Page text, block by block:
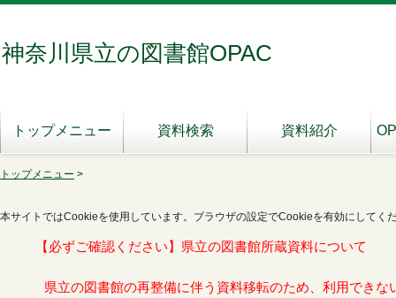
神奈川県立の図書館OPAC
トップメニュー 資料検索 資料紹介
トップメニュー >
本サイトではCookieを使用しています。ブラウザの設定でCookieを有効にしてく
【必ずご確認ください】県立の図書館所蔵資料について
県立の図書館の再整備に伴う資料移転のため、利用できな